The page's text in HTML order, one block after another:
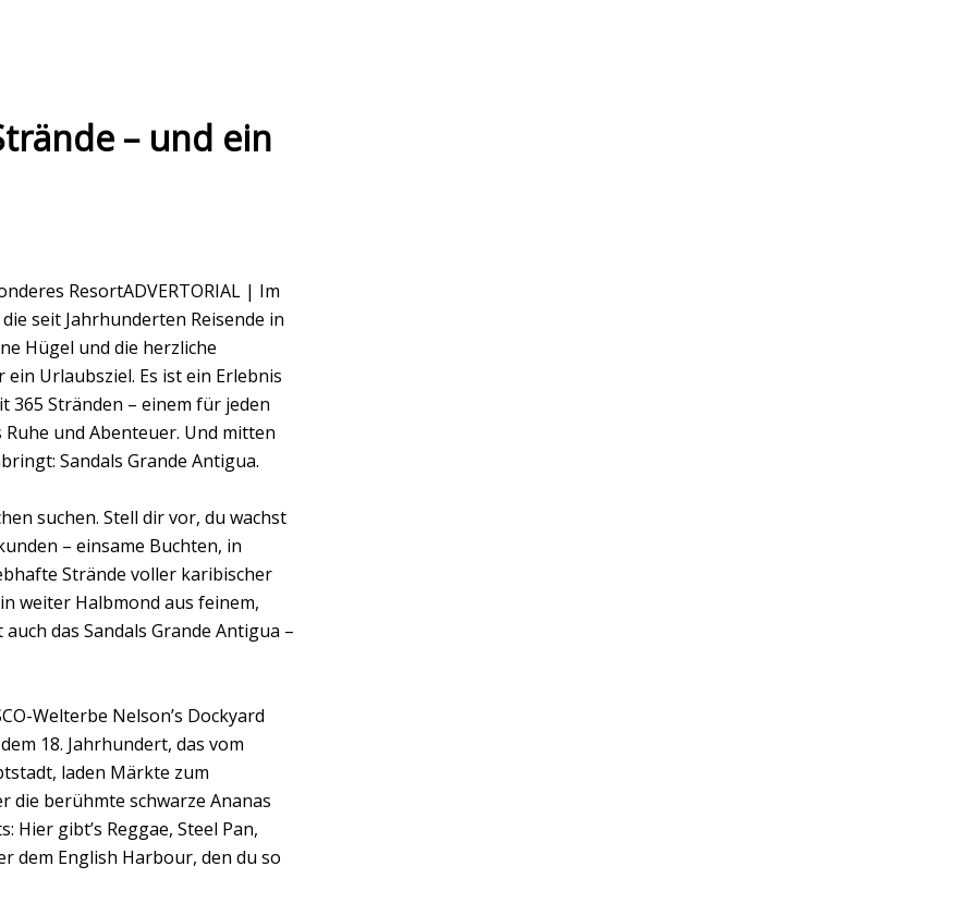
– und ein
ResortADVERTORIAL | Im
seit Jahrhunderten Reisende in
Hügel und die herzliche
Urlaubsziel. Es ist ein Erlebnis
365 Stränden – einem für jeden
und Abenteuer. Und mitten
Sandals Grande Antigua.
suchen. Stell dir vor, du wachst
– einsame Buchten, in
Strände voller karibischer
weiter Halbmond aus feinem,
das Sandals Grande Antigua –
Welterbe Nelson’s Dockyard
18. Jahrhundert, das vom
laden Märkte zum
berühmte schwarze Ananas
Hier gibt’s Reggae, Steel Pan,
dem English Harbour, den du so